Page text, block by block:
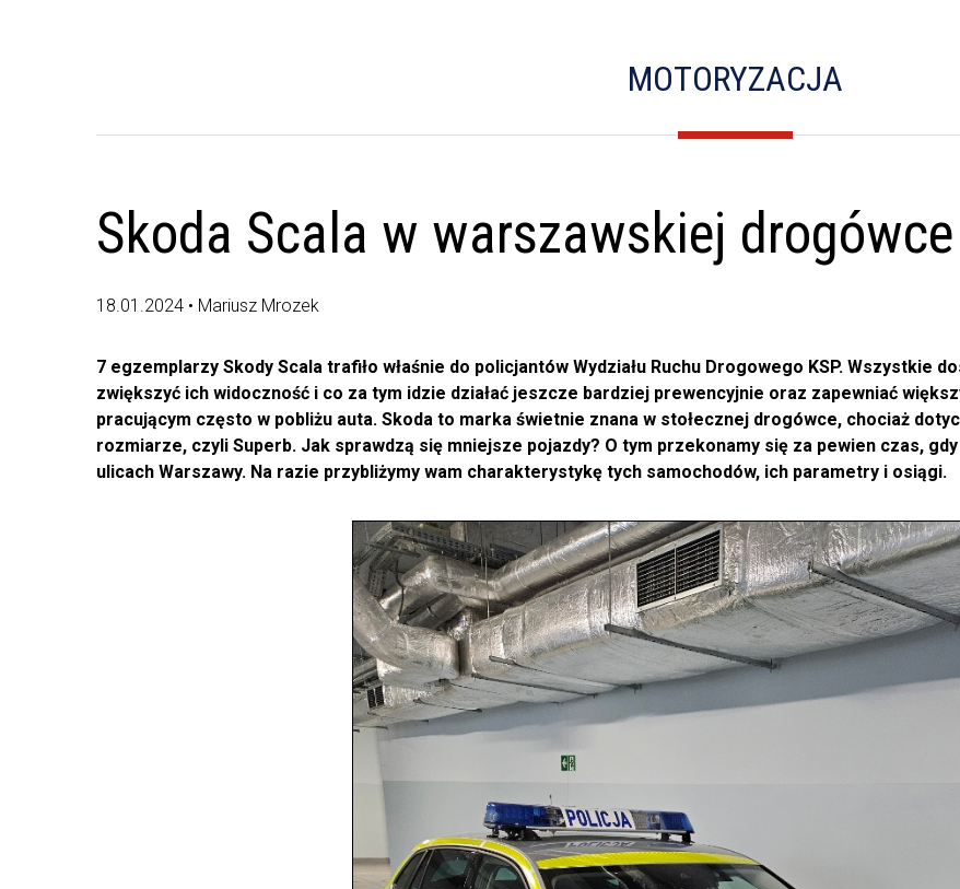
MOTORYZACJA
Skoda Scala w warszawskiej drogówce
18.01.2024 • Mariusz Mrozek
7 egzemplarzy Skody Scala trafiło właśnie do policjantów Wydziału Ruchu Drogowego KSP. Wszystkie
zwiększyć ich widoczność i co za tym idzie działać jeszcze bardziej prewencyjnie oraz zapewniać
pracującym często w pobliżu auta. Skoda to marka świetnie znana w stołecznej drogówce, chociaż
rozmiarze, czyli Superb. Jak sprawdzą się mniejsze pojazdy? O tym przekonamy się za pewien czas,
ulicach Warszawy. Na razie przybliżymy wam charakterystykę tych samochodów, ich parametry i osiągi.